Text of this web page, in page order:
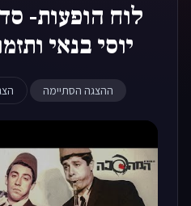
לוח הופעות-
יוסי בנאי
ההצגה הסתיימה